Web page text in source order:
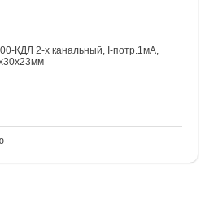
КДЛ 2-х канальный, I-потр.1мА,